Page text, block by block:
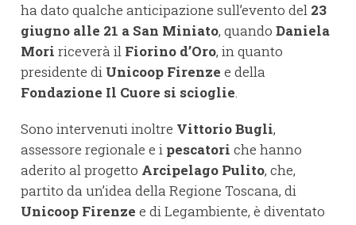
ha dato qualche anticipazione sull’evento del 23
giugno alle 21 a San Miniato, quando Daniela
Mori riceverà il Fiorino d’Oro, in quanto
presidente di Unicoop Firenze e della
Fondazione Il Cuore si scioglie.
Sono intervenuti inoltre Vittorio Bugli,
assessore regionale e i pescatori che hanno
aderito al progetto Arcipelago Pulito, che,
partito da un’idea della Regione Toscana, di
Unicoop Firenze e di Legambiente, è diventato